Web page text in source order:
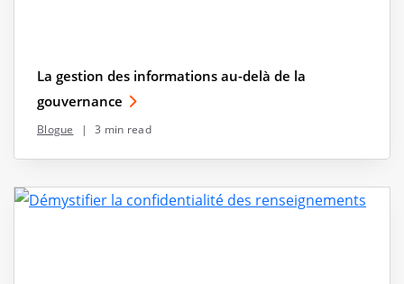
La gestion des informations au-delà de la
gouvernance
Blogue | 3 min read